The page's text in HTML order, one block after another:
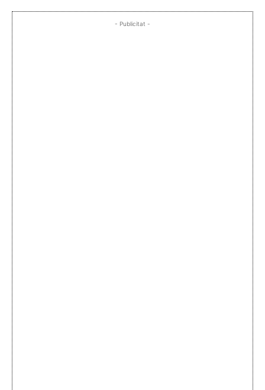
- Publicitat -